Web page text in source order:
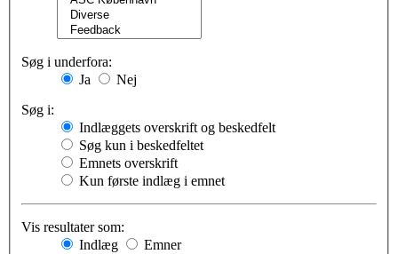
Søg i underfora:
Ja
Nej
Søg i:
Indlæggets overskrift og beskedfelt
Søg kun i beskedfeltet
Emnets overskrift
Kun første indlæg i emnet
Vis resultater som:
Indlæg
Emner